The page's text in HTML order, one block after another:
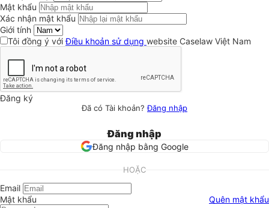
Mật khẩu
Xác nhận mật khẩu
Giới tính
Tôi đồng ý vớiĐiều khoản sử dụng website Caselaw Việt Nam
Đăng ký
Đã có Tài khoản?Đăng nhập
Đăng nhập
Đăng nhập bằng Google
HOẶC
Email
Mật khẩu
Quên mật khẩu